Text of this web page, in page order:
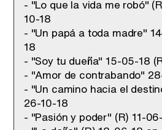
- "Lo que la vida me robó"
10-18
- "Un papá a toda madre"
18
- "Soy tu dueña" 15-05-18
- "Amor de contrabando"
- "Un camino hacia el
26-10-18
- "Pasión y poder" (R) 11-